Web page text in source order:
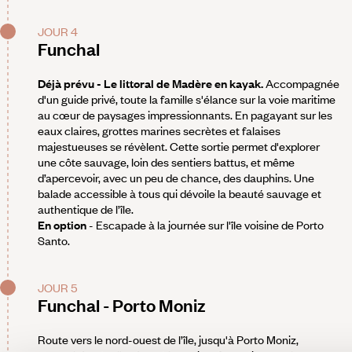
JOUR 4
Funchal
Déjà prévu - Le littoral de Madère en kayak.Accompagnée
d'un guide privé, toute la famille s'élance sur la voie maritime
au cœur de paysages impressionnants. En pagayant sur les
eaux claires, grottes marines secrètes et falaises
majestueuses se révèlent. Cette sortie permet d'explorer
une côte sauvage, loin des sentiers battus, et même
d’apercevoir, avec un peu de chance, des dauphins. Une
balade accessible à tous qui dévoile la beauté sauvage et
authentique de l’île.
En option- Escapade à la journée sur l'île voisine de Porto
Santo.
JOUR 5
Funchal - Porto Moniz
Route vers le nord-ouest de l’île, jusqu'à Porto Moniz,